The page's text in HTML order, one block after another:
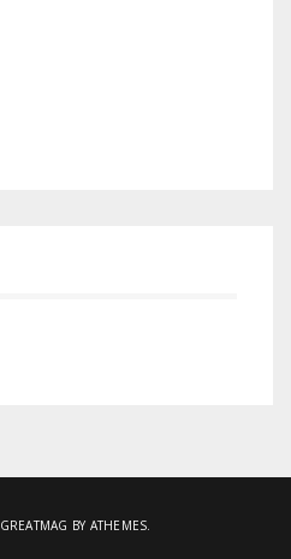
GREATMAG BY ATHEMES.